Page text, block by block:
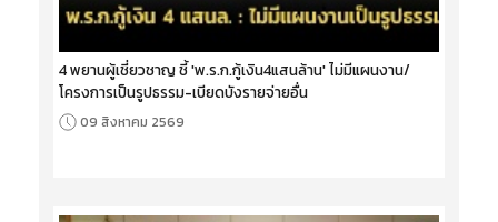
4 พยานผู้เชี่ยวชาญ ชี้ 'พ.ร.ก.กู้เงิน4แสนล้าน' ไม่มีแผนงาน/
โครงการเป็นรูปธรรม-เบียดบังรายจ่ายอื่น
09 สิงหาคม 2569